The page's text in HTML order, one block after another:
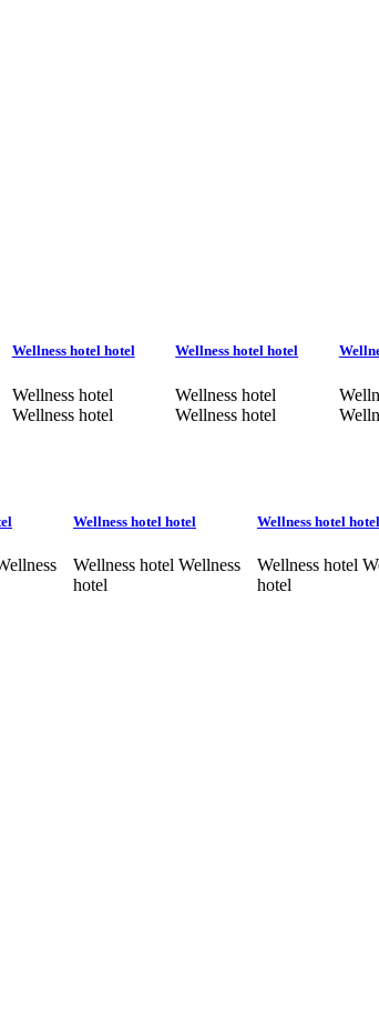
Wellness hotel hotel
Wellness hotel
Wellness hotel
Wellness hotel hotel
Wellness hotel
Wellness hotel
Wellness hotel hotel
Wellness hotel Wellness
hotel
Wellness hotel hotel
Wellness hotel
hotel